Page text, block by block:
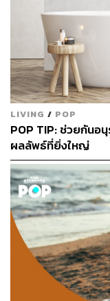
LIVING / POP
POP TIP: ช่วยกันอ
ผลลัพธ์ที่ยิ่งใหญ่